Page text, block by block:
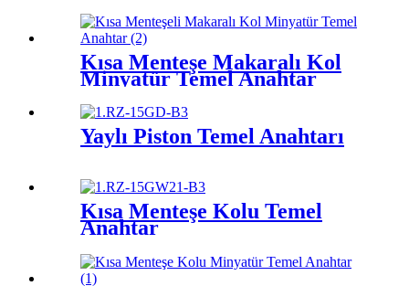
Kısa Menteşe Makaralı Kol
Minyatür Temel Anahtar
Yaylı Piston Temel Anahtarı
Kısa Menteşe Kolu Temel
Anahtar